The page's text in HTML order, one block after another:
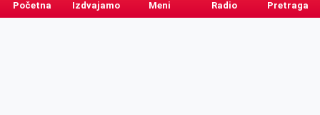
Početna Izdvajamo Meni Radio Pretraga